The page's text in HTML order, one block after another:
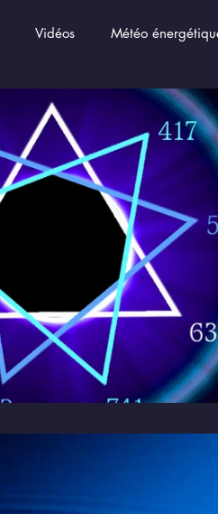
Vidéos Météo
PREMIUM Replays